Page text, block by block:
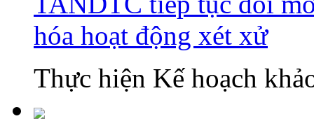
hóa hoạt động xét xử
Thực hiện Kế hoạch